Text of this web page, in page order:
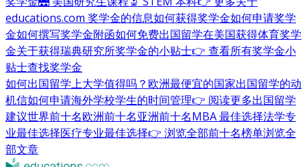
educations.com 奖学金的信息如何获得奖学金如何申请奖学
金如何撰写奖学金附函如何免费出国留学在美国获得体育奖学
金关于获得瑞典研究所奖学金的小贴士👉 查看所有奖学金小
贴士查找奖学金
如何出国留学上大学值得吗？ 欧洲最便宜的国家出国留学的动
机信如何申请海外学校学生的时间管理👉 阅读更多出国留学
建议世界前十名欧洲前十名亚洲前十名MBA 最佳选择法学专
业最佳选择医疗专业最佳选择👉 浏览全部前十名榜单浏览全
部文章